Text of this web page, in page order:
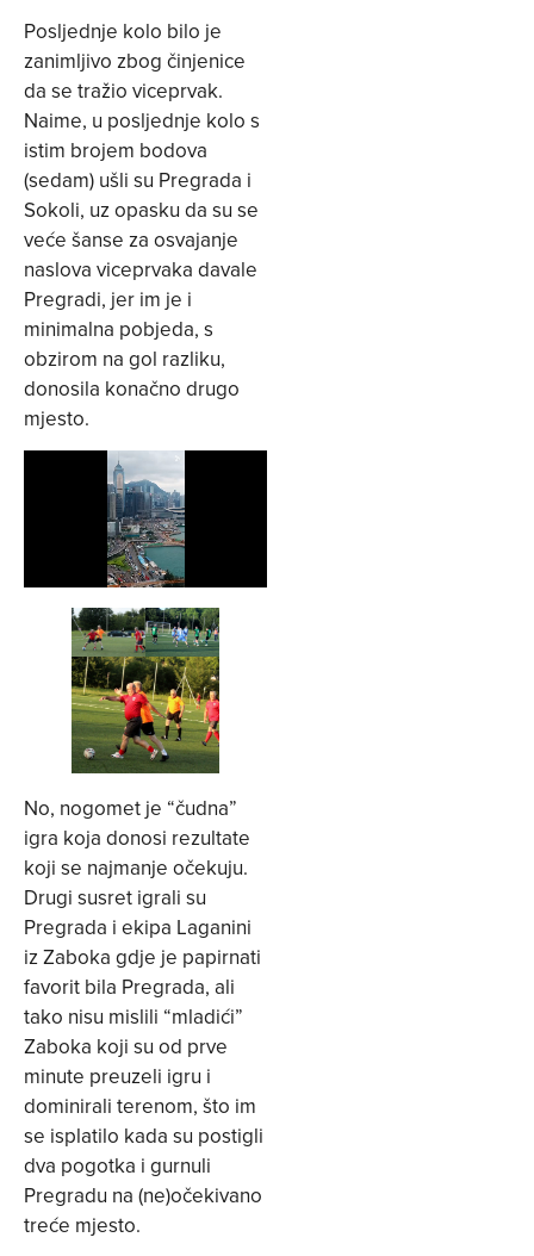
Posljednje kolo bilo je
zanimljivo zbog činjenice
da se tražio viceprvak.
Naime, u posljednje kolo s
istim brojem bodova
(sedam) ušli su Pregrada i
Sokoli, uz opasku da su se
veće šanse za osvajanje
naslova viceprvaka davale
Pregradi, jer im je i
minimalna pobjeda, s
obzirom na gol razliku,
donosila konačno drugo
mjesto.
No, nogomet je “čudna”
igra koja donosi rezultate
koji se najmanje očekuju.
Drugi susret igrali su
Pregrada i ekipa Laganini
iz Zaboka gdje je papirnati
favorit bila Pregrada, ali
tako nisu mislili “mladići”
Zaboka koji su od prve
minute preuzeli igru i
dominirali terenom, što im
se isplatilo kada su postigli
dva pogotka i gurnuli
Pregradu na (ne)očekivano
treće mjesto.